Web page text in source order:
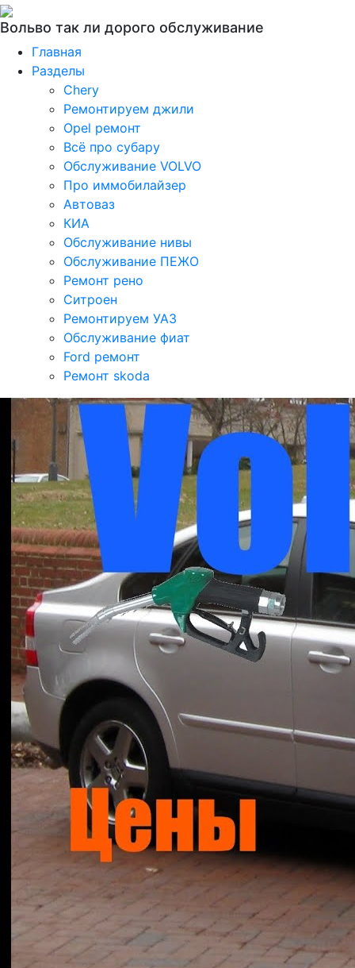
Вольво так ли дорого обслуживание
Главная
Разделы
Chery
Ремонтируем джили
Opel ремонт
Всё про субару
Обслуживание VOLVO
Про иммобилайзер
Автоваз
КИА
Обслуживание нивы
Обслуживание ПЕЖО
Ремонт рено
Ситроен
Ремонтируем УАЗ
Обслуживание фиат
Ford ремонт
Ремонт skoda